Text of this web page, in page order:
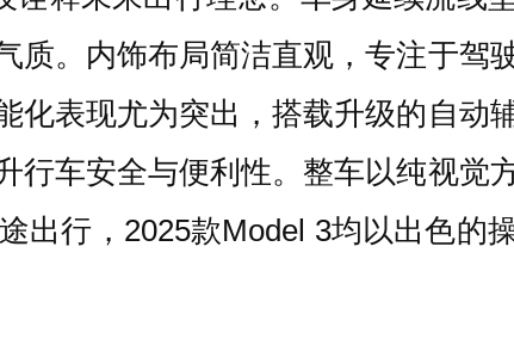
。内饰布局简洁直观，专注于驾
表现尤为突出，搭载升级的自动
行车安全与便利性。整车以纯视觉
出行，2025款Model 3均以出色的